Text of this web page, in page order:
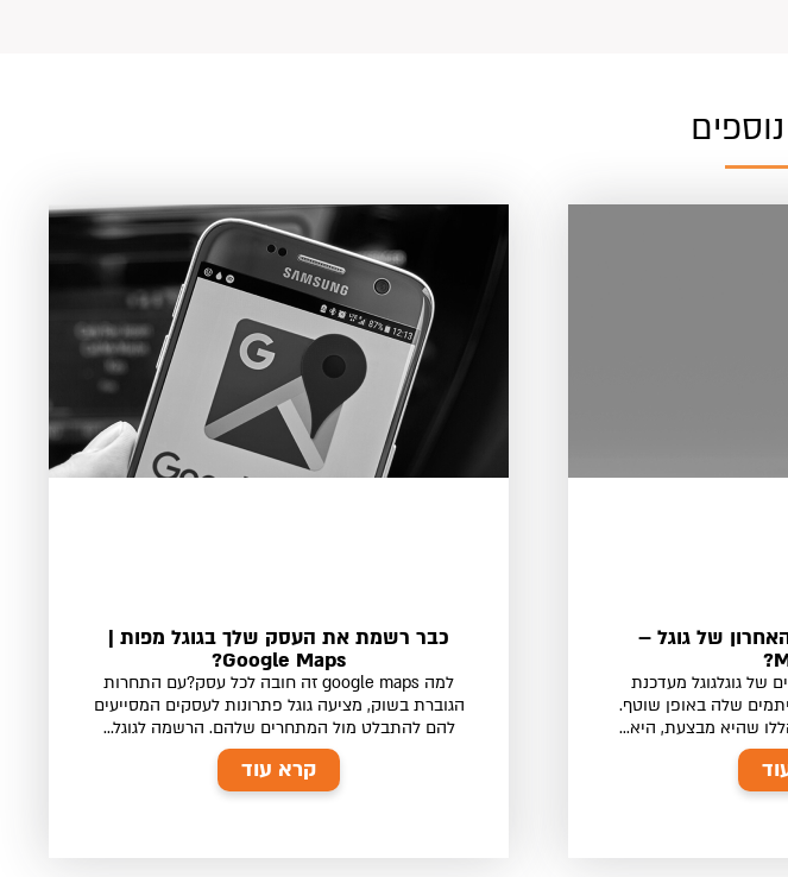
של גוגל –
של גוגלגוגל מעדכנת
שלה באופן שוטף.
שהיא מבצעת, היא...
כבר רשמת את העסק שלך בגוגל מפות |
Google Maps?
למה google maps זה חובה לכל עסק?עם התחרות
הגוברת בשוק, מציעה גוגל פתרונות לעסקים המסייעים
להם להתבלט מול המתחרים שלהם. הרשמה לגוגל...
קרא עוד